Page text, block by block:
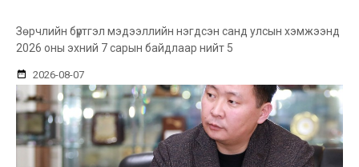
Зөрчлийн бүртгэл мэдээллийн нэгдсэн санд улсын хэмжээнд
2026 оны эхний 7 сарын байдлаар нийт 5
2026-08-07